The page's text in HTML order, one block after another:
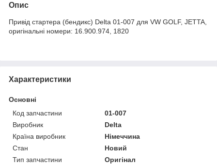
Опис
Привід стартера (бендикс) Delta 01-007 для VW GOLF, JETTA,
оригінальні номери: 16.900.974, 1820
Характеристики
Основні
Код запчастини
01-007
Виробник
Delta
Країна виробник
Німеччина
Стан
Новий
Тип запчастини
Оригінал